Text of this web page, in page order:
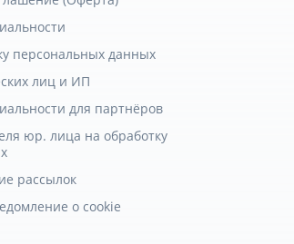
персональных данных
лиц и ИП
для партнёров
юр. лица на обработку
рассылок
о cookie